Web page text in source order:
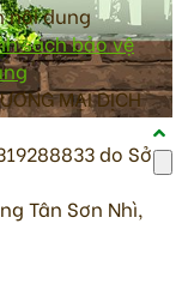
nội dung
sách bảo vệ
MẠI DỊCH
do Sở
Tân Sơn Nhì,